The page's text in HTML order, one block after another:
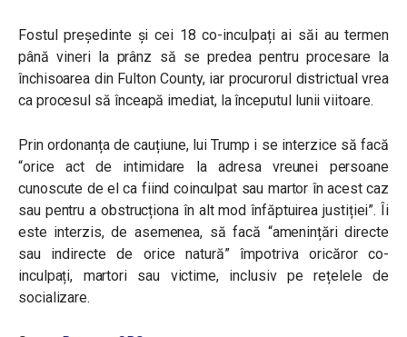
Fostul președinte și cei 18 co-inculpați ai săi au termen
până vineri la prânz să se predea pentru procesare la
închisoarea din Fulton County, iar procurorul districtual vrea
ca procesul să înceapă imediat, la începutul lunii viitoare.
Prin ordonanța de cauțiune, lui Trump i se interzice să facă
“orice act de intimidare la adresa vreunei persoane
cunoscute de el ca fiind coinculpat sau martor în acest caz
sau pentru a obstrucționa în alt mod înfăptuirea justiției”. Îi
este interzis, de asemenea, să facă “amenințări directe
sau indirecte de orice natură” împotriva oricăror co-
inculpați, martori sau victime, inclusiv pe rețelele de
socializare.